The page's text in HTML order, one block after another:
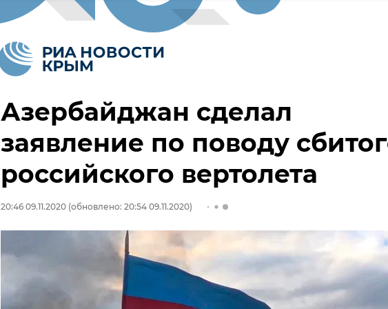
Азербайджан сделал
заявление по поводу
российского вертолета
20:46 09.11.2020 (обновлено: 20:54 09.11.2020)